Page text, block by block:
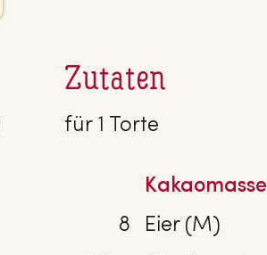
Zutaten
für 1 Torte
Kakaomasse
8
Eier (M)